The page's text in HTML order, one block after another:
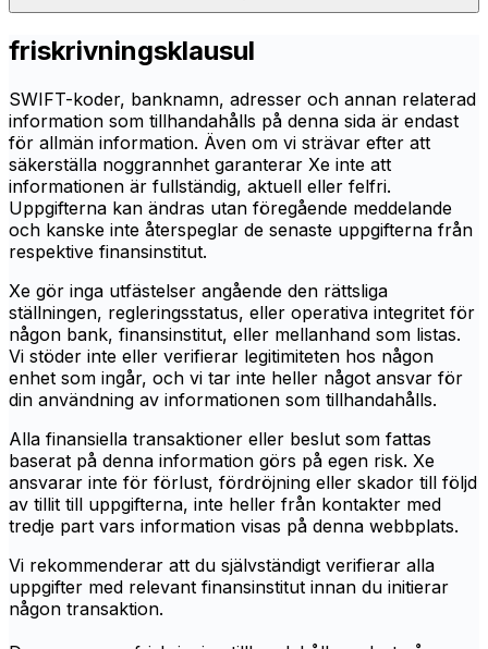
friskrivningsklausul
SWIFT-koder, banknamn, adresser och annan relaterad
information som tillhandahålls på denna sida är endast
för allmän information. Även om vi strävar efter att
säkerställa noggrannhet garanterar Xe inte att
informationen är fullständig, aktuell eller felfri.
Uppgifterna kan ändras utan föregående meddelande
och kanske inte återspeglar de senaste uppgifterna från
respektive finansinstitut.
Xe gör inga utfästelser angående den rättsliga
ställningen, regleringsstatus, eller operativa integritet för
någon bank, finansinstitut, eller mellanhand som listas.
Vi stöder inte eller verifierar legitimiteten hos någon
enhet som ingår, och vi tar inte heller något ansvar för
din användning av informationen som tillhandahålls.
Alla finansiella transaktioner eller beslut som fattas
baserat på denna information görs på egen risk. Xe
ansvarar inte för förlust, fördröjning eller skador till följd
av tillit till uppgifterna, inte heller från kontakter med
tredje part vars information visas på denna webbplats.
Vi rekommenderar att du självständigt verifierar alla
uppgifter med relevant finansinstitut innan du initierar
någon transaktion.